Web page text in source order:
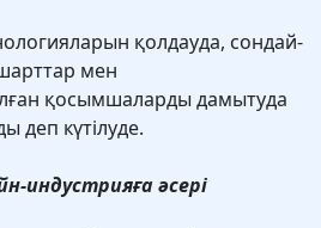
қолдауда, сондай-
мен
қосымшаларды дамытуда
деп күтілуде.
индустрияға әсері